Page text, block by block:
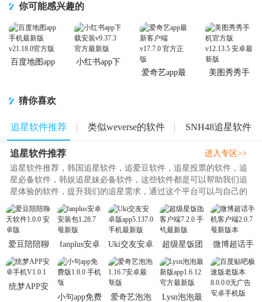
你可能感兴趣的
百度地图app
小红书app下
爱奇艺app最
美图秀秀手
猜你喜欢
追星软件推荐 类似weverse的软件 SNH48追星软件
追星软件推荐
追星软件推荐，韩国追星软件，追爱豆软件，追星投票的软件，追
星必备软件，韩娱追星妹必备软件，这些软件都是可以帮助我们追
星体验的软件，提升我们的追星需求，通过这个平台可以与自己的
爱豆进行聊天和对话，操作方..
进入专区>>
爱豆陪陪聊
天软件1.0.0
安卓版
fanplus安卓
安装包
1.28.7 最新
Uki交友安卓
版app5.137.0
手机最新版
超级星饭团
客户端7.2.0
手机最新版
微博超话手
机客户端
2.0.7 最新版
本
统梦APP安
小句app免费
爱奇艺泡泡
Lysn泡泡最